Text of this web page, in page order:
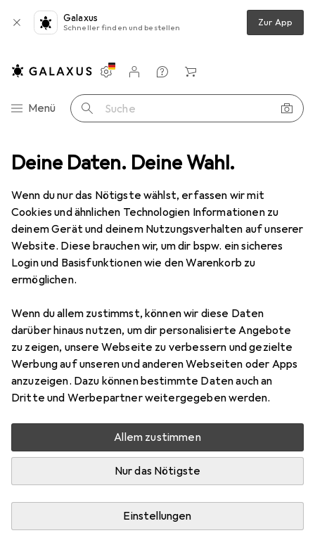
Deine Daten. Deine Wahl.
Wenn du nur das Nötigste wählst, erfassen wir mit
Cookies und ähnlichen Technologien Informationen zu
deinem Gerät und deinem Nutzungsverhalten auf unserer
Website. Diese brauchen wir, um dir bspw. ein sicheres
Login und Basisfunktionen wie den Warenkorb zu
ermöglichen.
Wenn du allem zustimmst, können wir diese Daten
darüber hinaus nutzen, um dir personalisierte Angebote
zu zeigen, unsere Webseite zu verbessern und gezielte
Werbung auf unseren und anderen Webseiten oder Apps
anzuzeigen. Dazu können bestimmte Daten auch an
Dritte und Werbepartner weitergegeben werden.
Allem zustimmen
Nur das Nötigste
Einstellungen
Galaxus
Schneller finden und bestellen Zur App
Navigation nach Kategorien
Menü Suche
Einstellungen
Kundenkonto
Vergleichslisten
Merklisten
Warenkorb
5200 UC Produktbewertungen Einwandfreie Lieferung
EUR
250,73
HPVoyager 5200 UC
Kabelgebunden, Kabellos, USB-A, Microsoft Teams
Bewertung für HP Voyager 5200 UC
HöflicherDiyroid47
vor 2 Jahren
hat dieses Produkt gekauft
Einwandfreie Lieferung
Der Artikel wurde am Tag nach der Bestellung
einwandfrei nach Hause geliefert.